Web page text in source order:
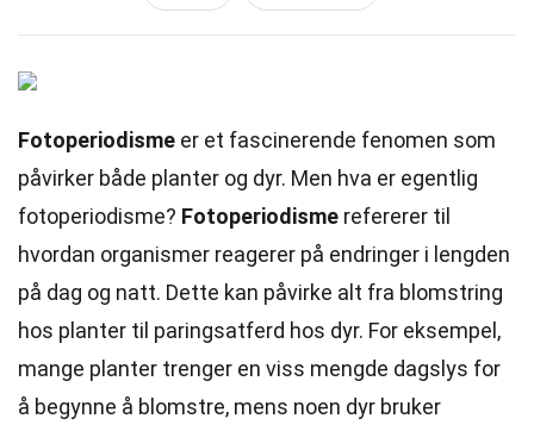
Fotoperiodisme er et fascinerende fenomen som
påvirker både planter og dyr. Men hva er egentlig
fotoperiodisme? Fotoperiodisme refererer til
hvordan organismer reagerer på endringer i lengden
på dag og natt. Dette kan påvirke alt fra blomstring
hos planter til paringsatferd hos dyr. For eksempel,
mange planter trenger en viss mengde dagslys for
å begynne å blomstre, mens noen dyr bruker